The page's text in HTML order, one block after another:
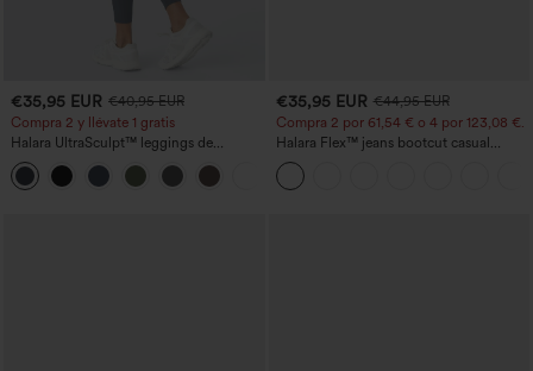
€35,95 EUR €40,95 EUR
Compra 2 y llévate 1 gratis
Halara UltraSculpt™ leggings de
entrenamiento moldeadores de talle alto
con fruncido trasero que realza los
glúteos, control de abdomen y bolsillos
€35,95 EUR €44,95 EUR
Compra 2 por 61,54 € o 4 por 123,08 €.
Halara Flex™ jeans bootcut casual
lavados, de talle alto y con bolsillos